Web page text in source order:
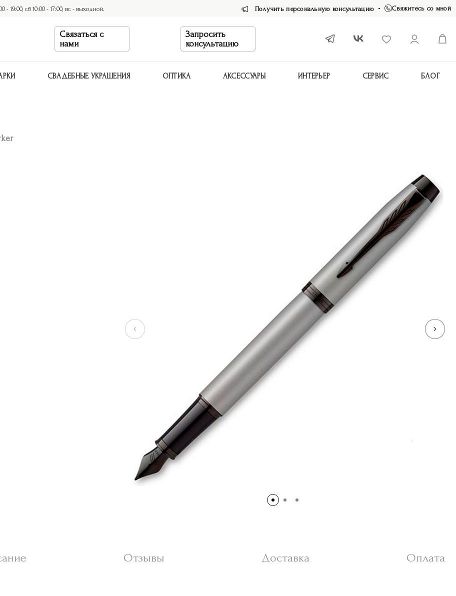
- 19:00, сб 10:00 - 17:00, вс - выходной. Получить персональную консультацию Свяжитесь со мной
Связаться с
нами
Запросить
консультацию
СВАДЕБНЫЕ УКРАШЕНИЯ ОПТИКА АКСЕССУАРЫ ИНТЕРЬЕР СЕРВИС БЛОГ
Отзывы Доставка Оплата